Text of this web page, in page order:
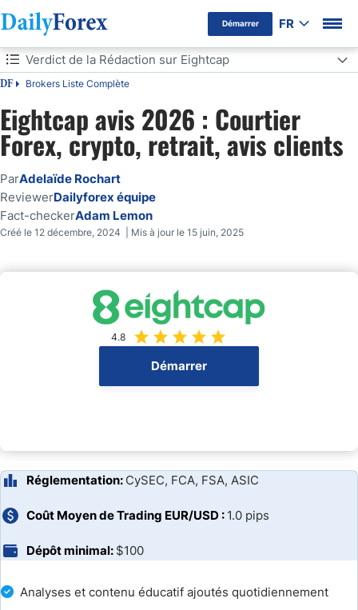
Démarrer FR
DF Brokers Liste Complète
Avertissement Publicitaire
Verdict de la Rédaction sur Eightcap
Verdict de la Rédaction sur Eightcap
Vue Générale
Réglementation et Sécurité d'Eightcap
Quelle est la Gamme d'Actifs Proposés par Eightcap ?
Types de Comptes d'Eightcap
Fonctionnalités Uniques
Analyse et Education
Customer Support
Bonus et Promotions
Eightcap avis 2026 : Courtier
Forex, crypto, retrait, avis clients
ParAdelaïde Rochart
ReviewerDailyforex équipe
Fact-checkerAdam Lemon
Créé le 12 décembre, 2024 | Mis à jour le 15 juin, 2025
4.8
Démarrer
Analyses et contenu éducatif ajoutés quotidiennement
Réglementation: CySEC, FCA, FSA, ASIC
Coût Moyen de Trading EUR/USD : 1.0 pips
Dépôt minimal: $100